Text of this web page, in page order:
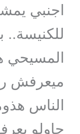
اجنبي
للكنيسة..
ميعرفش
الناس
حاولو